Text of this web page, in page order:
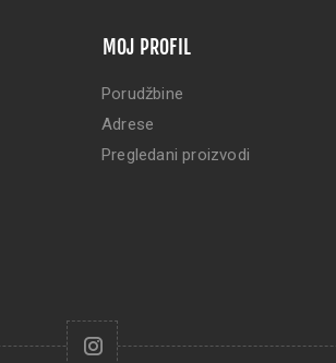
MOJ PROFIL
Porudžbine
Adrese
Pregledani proizvodi